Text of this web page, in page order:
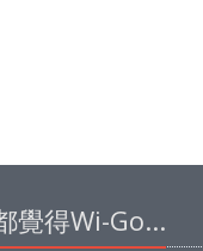
覺得Wi-Go...